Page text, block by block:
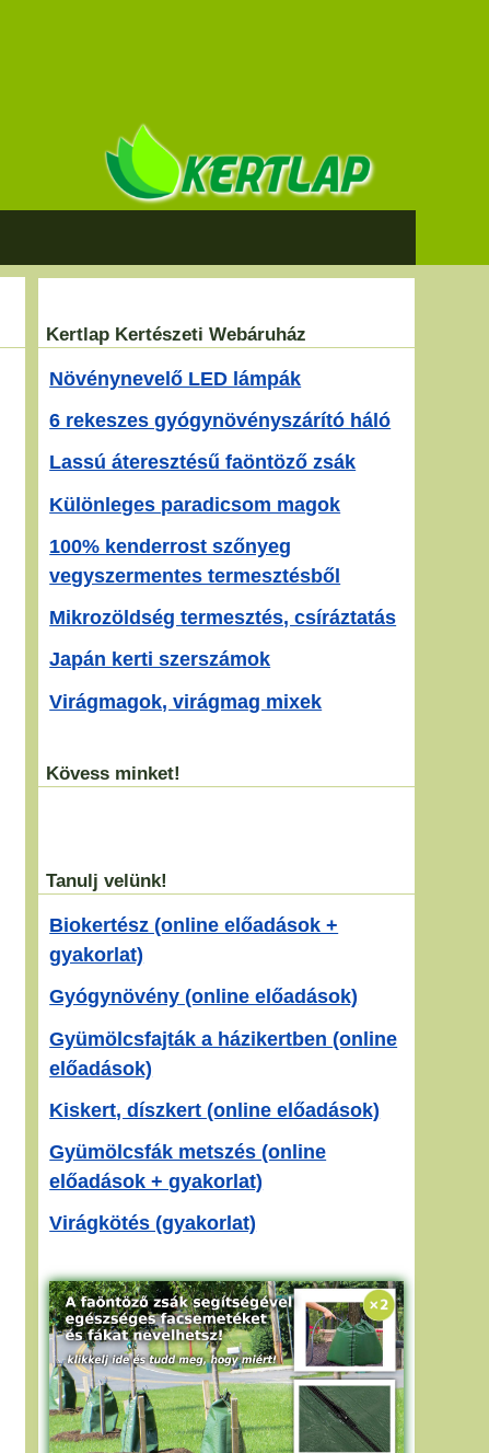
Kertlap Kertészeti Webáruház
Növénynevelő LED lámpák
6 rekeszes gyógynövényszárító háló
Lassú áteresztésű faöntöző zsák
Különleges paradicsom magok
100% kenderrost szőnyeg
vegyszermentes termesztésből
Mikrozöldség termesztés, csíráztatás
Japán kerti szerszámok
Virágmagok, virágmag mixek
Kövess minket!
Tanulj velünk!
Biokertész (online előadások +
gyakorlat)
Gyógynövény (online előadások)
Gyümölcsfajták a házikertben (online
előadások)
Kiskert, díszkert (online előadások)
Gyümölcsfák metszés (online
előadások + gyakorlat)
Virágkötés (gyakorlat)